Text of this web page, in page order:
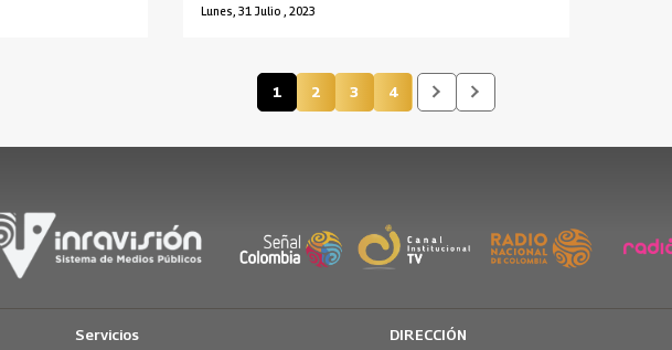
Lunes, 31 Julio , 2023
Página actual
1 Página
2 Página
3 Página
4
Servicios DIRECCIÓN